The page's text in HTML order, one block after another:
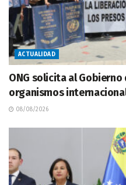
ACTUALIDAD
ONG solicita al
organismos
08/08/2026